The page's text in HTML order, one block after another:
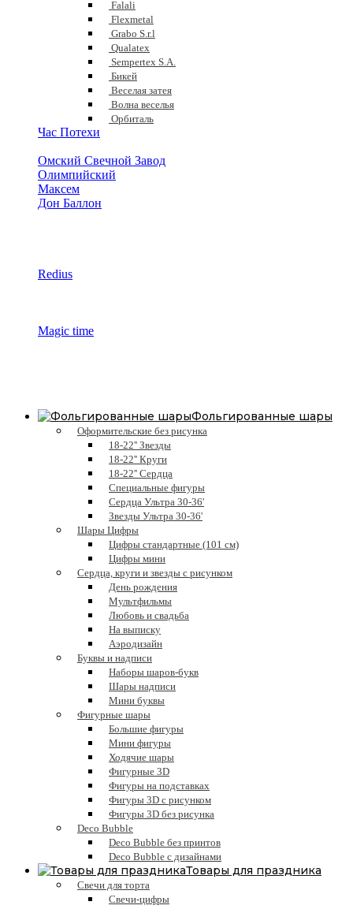
Falali
Flexmetal
Grabo S.r.l
Qualatex
Sempertex S.A.
Бикей
Веселая затея
Волна веселья
Орбиталь
Час Потехи
Омский Свечной Завод
Олимпийский
Максем
Дон Баллон
Redius
Magic time
Фольгированные шары
Оформительские без рисунка
18-22'' Звезды
18-22'' Круги
18-22'' Сердца
Специальные фигуры
Сердца Ультра 30-36'
Звезды Ультра 30-36'
Шары Цифры
Цифры стандартные (101 см)
Цифры мини
Сердца, круги и звезды с рисунком
День рождения
Мультфильмы
Любовь и свадьба
На выписку
Аэродизайн
Буквы и надписи
Наборы шаров-букв
Шары надписи
Мини буквы
Фигурные шары
Большие фигуры
Мини фигуры
Ходячие шары
Фигурные 3D
Фигуры на подставках
Фигуры 3D с рисунком
Фигуры 3D без рисунка
Deco Bubble
Deco Bubble без принтов
Deco Bubble с дизайнами
Товары для праздника
Свечи для торта
Свечи-цифры